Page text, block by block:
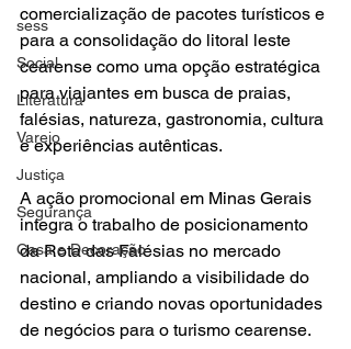
sess
Social
Literatura
Varejo
Justiça
Segurança
Casa e Decoração
comercialização de pacotes turísticos e
para a consolidação do litoral leste
cearense como uma opção estratégica
para viajantes em busca de praias,
falésias, natureza, gastronomia, cultura
e experiências autênticas.
A ação promocional em Minas Gerais
integra o trabalho de posicionamento
da Rota das Falésias no mercado
nacional, ampliando a visibilidade do
destino e criando novas oportunidades
de negócios para o turismo cearense.